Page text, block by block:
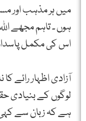
میں ہر مذہب اور
ہوں ۔ تاہم مجھے
اس کی مکمل
آزادی اظہار رائے
لوگوں کے بنیادی
ہے کہ زبان سے کہی